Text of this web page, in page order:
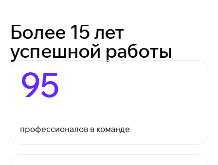
Более 15 лет
успешной работы
95
профессионалов в команде